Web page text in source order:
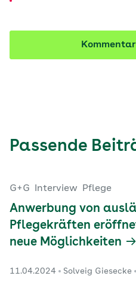
Passende
G+G Interview Pflege
Anwerbung von
Pflegekräften
neue Möglichkeiten
11.04.2024 Solveig Giesecke